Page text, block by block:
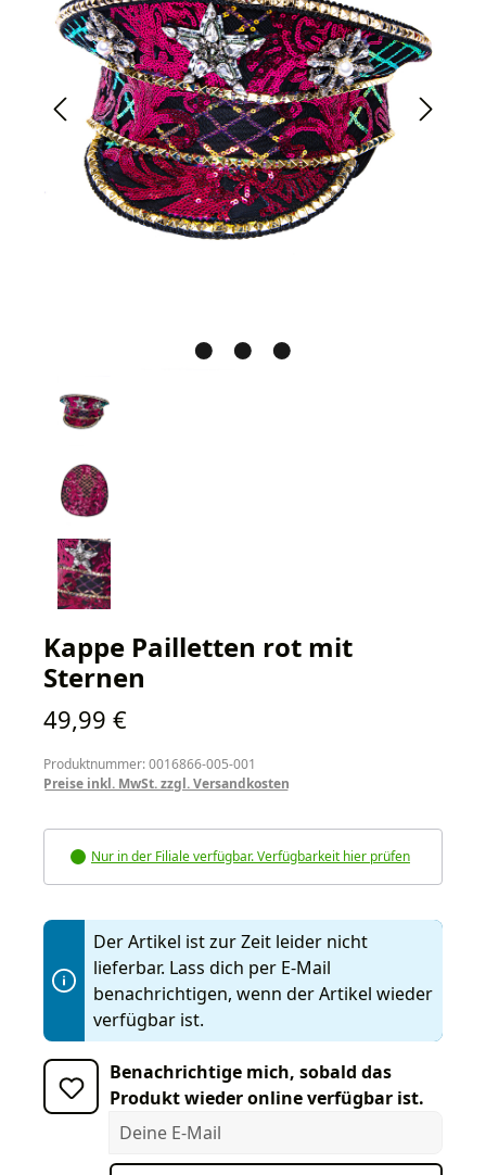
Kappe Pailletten rot mit
Sternen
Regulärer Preis:
49,99 €
Produktnummer: 0016866-005-001
Preise inkl. MwSt. zzgl. Versandkosten
Nur in der Filiale verfügbar. Verfügbarkeit hier prüfen
Der Artikel ist zur Zeit leider nicht
lieferbar. Lass dich per E-Mail
benachrichtigen, wenn der Artikel wieder
verfügbar ist.
Benachrichtige mich, sobald das
Produkt wieder online verfügbar ist.
Deine E-Mail